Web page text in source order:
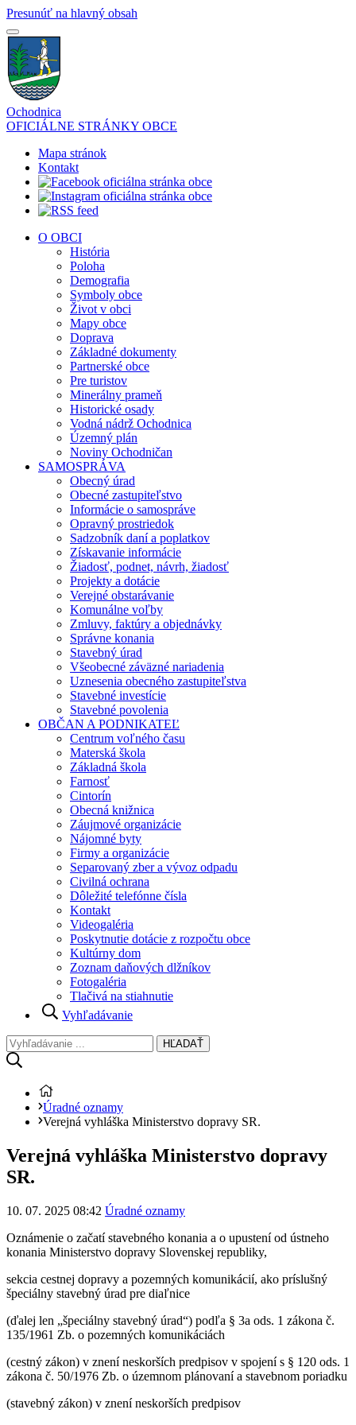
Presunúť na hlavný obsah
Ochodnica
OFICIÁLNE STRÁNKY OBCE
Mapa stránok
Kontakt
O OBCI
História
Poloha
Demografia
Symboly obce
Život v obci
Mapy obce
Doprava
Základné dokumenty
Partnerské obce
Pre turistov
Minerálny prameň
Historické osady
Vodná nádrž Ochodnica
Územný plán
Noviny Ochodničan
SAMOSPRÁVA
Obecný úrad
Obecné zastupiteľstvo
Informácie o samospráve
Opravný prostriedok
Sadzobník daní a poplatkov
Získavanie informácie
Žiadosť, podnet, návrh, žiadosť
Projekty a dotácie
Verejné obstarávanie
Komunálne voľby
Zmluvy, faktúry a objednávky
Správne konania
Stavebný úrad
Všeobecné záväzné nariadenia
Uznesenia obecného zastupiteľstva
Stavebné investície
Stavebné povolenia
OBČAN A PODNIKATEĽ
Centrum voľného času
Materská škola
Základná škola
Farnosť
Cintorín
Obecná knižnica
Záujmové organizácie
Nájomné byty
Firmy a organizácie
Separovaný zber a vývoz odpadu
Civilná ochrana
Dôležité telefónne čísla
Kontakt
Videogaléria
Poskytnutie dotácie z rozpočtu obce
Kultúrny dom
Zoznam daňových dlžníkov
Fotogaléria
Tlačivá na stiahnutie
Vyhľadávanie
HĽADAŤ
Úradné oznamy
Verejná vyhláška Ministerstvo dopravy SR.
Verejná vyhláška Ministerstvo dopravy
SR.
10. 07. 2025 08:42 Úradné oznamy
Oznámenie o začatí stavebného konania a o upustení od ústneho
konania Ministerstvo dopravy Slovenskej republiky,
sekcia cestnej dopravy a pozemných komunikácií, ako príslušný
špeciálny stavebný úrad pre diaľnice
(ďalej len „špeciálny stavebný úrad“) podľa § 3a ods. 1 zákona č.
135/1961 Zb. o pozemných komunikáciách
(cestný zákon) v znení neskorších predpisov v spojení s § 120 ods. 1
zákona č. 50/1976 Zb. o územnom plánovaní a stavebnom poriadku
(stavebný zákon) v znení neskorších predpisov